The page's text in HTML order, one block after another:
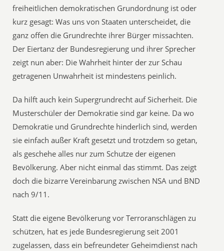
freiheitlichen demokratischen Grundordnung ist oder
kurz gesagt: Was uns von Staaten unterscheidet, die
ganz offen die Grundrechte ihrer Bürger missachten.
Der Eiertanz der Bundesregierung und ihrer Sprecher
zeigt nun aber: Die Wahrheit hinter der zur Schau
getragenen Unwahrheit ist mindestens peinlich.
Da hilft auch kein Supergrundrecht auf Sicherheit. Die
Musterschüler der Demokratie sind gar keine. Da wo
Demokratie und Grundrechte hinderlich sind, werden
sie einfach außer Kraft gesetzt und trotzdem so getan,
als geschehe alles nur zum Schutze der eigenen
Bevölkerung. Aber nicht einmal das stimmt. Das zeigt
doch die bizarre Vereinbarung zwischen NSA und BND
nach 9/11.
Statt die eigene Bevölkerung vor Terroranschlägen zu
schützen, hat es jede Bundesregierung seit 2001
zugelassen, dass ein befreundeter Geheimdienst nach